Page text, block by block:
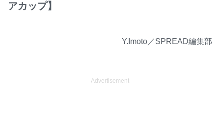
アカップ】
Y.Imoto／SPREAD編集部
Advertisement